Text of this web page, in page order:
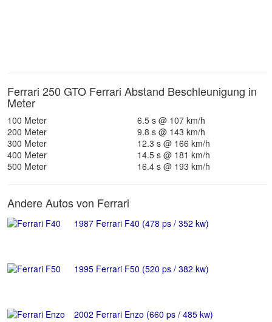
Ferrari 250 GTO Ferrari Abstand Beschleunigung in
Meter
100 Meter
6.5 s @ 107 km/h
200 Meter
9.8 s @ 143 km/h
300 Meter
12.3 s @ 166 km/h
400 Meter
14.5 s @ 181 km/h
500 Meter
16.4 s @ 193 km/h
Andere Autos von Ferrari
1987 Ferrari F40 (478 ps / 352 kw)
1995 Ferrari F50 (520 ps / 382 kw)
2002 Ferrari Enzo (660 ps / 485 kw)